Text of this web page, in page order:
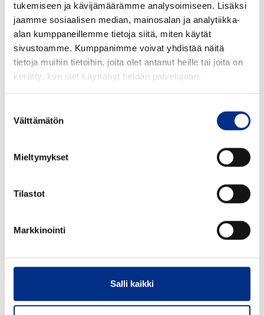
tukemiseen ja kävijämäärämme analysoimiseen. Lisäksi
jaamme sosiaalisen median, mainosalan ja analytiikka-
alan kumppaneillemme tietoja siitä, miten käytät
sivustoamme. Kumppanimme voivat yhdistää näitä
tietoja muihin tietoihin, joita olet antanut heille tai joita on
kerätty, kun olet käyttänyt heidän palvelujaan.
valinta
Välttämätön
Mieltymykset
Tilastot
Markkinointi
Salli kaikki
Tuotekoodi:7070sp4000124
Lisää tarjouspyyntöön
Tarjouspyyntöön
Koko mm:
70
Materiaali:
PP
Suu mm:
70
Pakkaustiedot:
990 kpl *30 ltk=29 700 kpl